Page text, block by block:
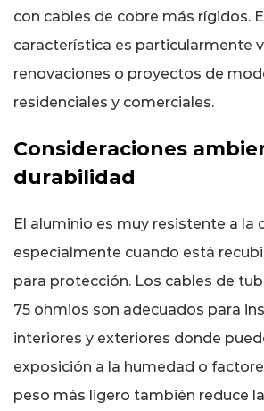
con cables de cobre más rígidos.
característica es particularmente
renovaciones o proyectos de
residenciales y comerciales.
Consideraciones
durabilidad
El aluminio es muy resistente a la
especialmente cuando está
para protección. Los cables de
75 ohmios son adecuados para
interiores y exteriores donde
exposición a la humedad o
peso más ligero también reduce